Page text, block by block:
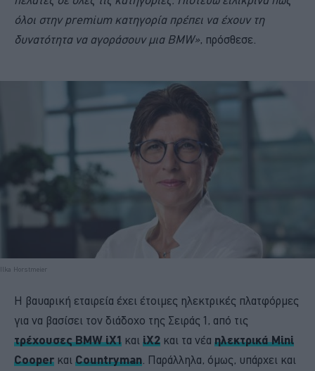
όλοι στην premium κατηγορία πρέπει να έχουν τη
δυνατότητα να αγοράσουν μια BMW», πρόσθεσε.
Ilka Horstmeier
Η βαυαρική εταιρεία έχει έτοιμες ηλεκτρικές πλατφόρμες
για να βασίσει τον διάδοχο της Σειράς 1, από τις
τρέχουσες BMW iX1 και iX2 και τα νέα ηλεκτρικά Mini
Cooper και Countryman . Παράλληλα, όμως, υπάρχει και